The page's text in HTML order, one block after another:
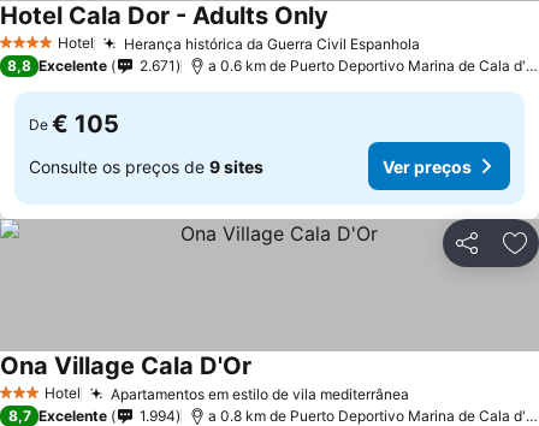
4 EstrelasHotel Herança histórica da Guerra Civil Espanhola
Hotel Cala Dor - Adults Only
8,8 Excelente 2.671 a 0.6 km de Puerto Deportivo Marina de Cala d'Or
De € 105
Consulte os preços de 9 sites Ver preços
Partilhar
3 EstrelasHotel Apartamentos em estilo de vila mediterrânea
Ona Village Cala D'Or
8,7 Excelente 1.994 a 0.8 km de Puerto Deportivo Marina de Cala d'Or